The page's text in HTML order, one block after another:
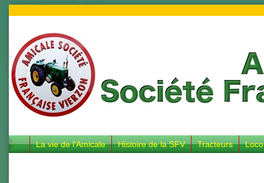
La vie de l’Amicale Histoire de la SFV Tracteurs